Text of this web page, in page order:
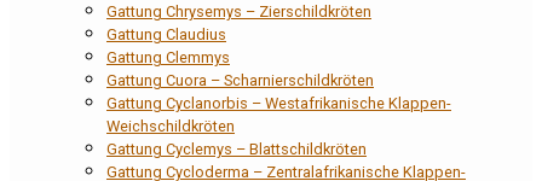
Gattung Chrysemys – Zierschildkröten
Gattung Claudius
Gattung Clemmys
Gattung Cuora – Scharnierschildkröten
Gattung Cyclanorbis – Westafrikanische Klappen-
Weichschildkröten
Gattung Cyclemys – Blattschildkröten
Gattung Cycloderma – Zentralafrikanische Klappen-